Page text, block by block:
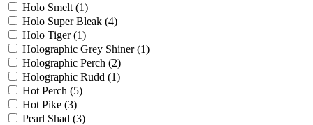
Holo Smelt (1)
Holo Super Bleak (4)
Holo Tiger (1)
Holographic Grey Shiner (1)
Holographic Perch (2)
Holographic Rudd (1)
Hot Perch (5)
Hot Pike (3)
Pearl Shad (3)